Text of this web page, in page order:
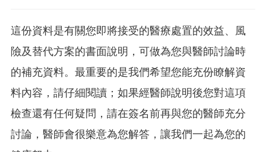
這份資料是有關您即將接受的醫療處置的效益、風
險及替代方案的書面說明，可做為您與醫師討論時
的補充資料。最重要的是我們希望您能充份瞭解資
料內容，請仔細閱讀；如果經醫師說明後您對這項
檢查還有任何疑問，請在簽名前再與您的醫師充分
討論，醫師會很樂意為您解答，讓我們一起為您的